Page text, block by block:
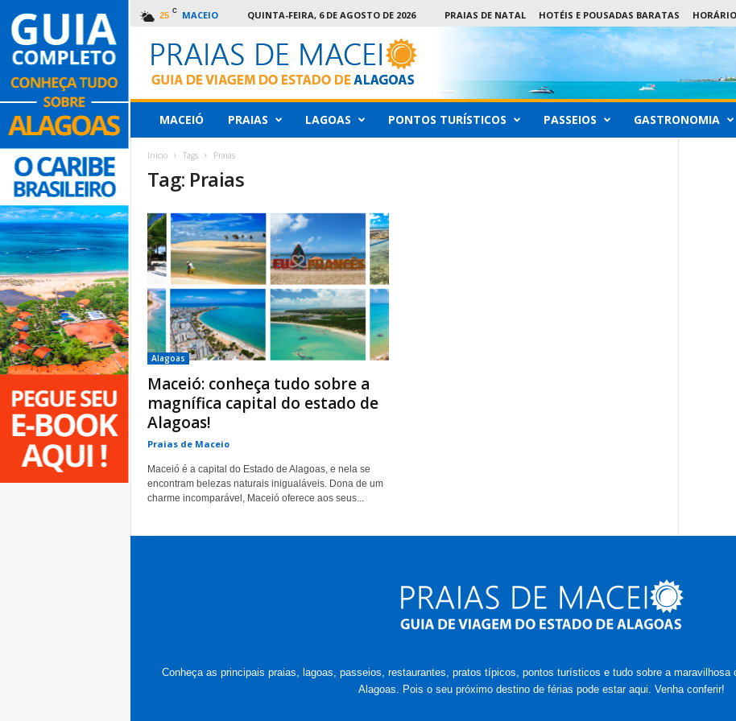
25 C MACEIO QUINTA-FEIRA, 6 DE AGOSTO DE 2026 PRAIAS DE NATAL HOTÉIS E POUSADAS BARATAS
Maceió
Guia
Alagoas
MACEIÓ PRAIAS LAGOAS PONTOS TURÍSTICOS PASSEIOS GASTRONOMIA
Início Tags Praias
Tag: Praias
Alagoas
Maceió: conheça tudo sobre a
magnífica capital do estado de
Alagoas!
Praias de Maceio
Maceió é a capital do Estado de Alagoas, e nela se
encontram belezas naturais inigualáveis. Dona de um
charme incomparável, Maceió oferece aos seus...
Conheça as principais praias, lagoas, passeios, restaurantes, pratos típicos, pontos turísticos e tudo sobre a maravilhosa
Alagoas. Pois o seu próximo destino de férias pode estar aqui. Venha conferir!